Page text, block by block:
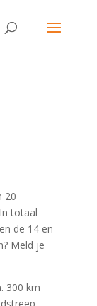
20
totaal
de 14 en
Meld je
300 km